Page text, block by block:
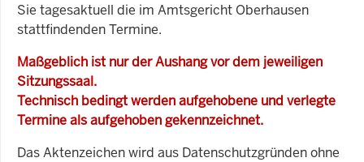
Sie tagesaktuell die im Amtsgericht Oberhausen
stattfindenden Termine.
Maßgeblich ist nur der Aushang vor dem jeweiligen
Sitzungssaal.
Technisch bedingt werden aufgehobene und verlegte
Termine als aufgehoben gekennzeichnet.
Das Aktenzeichen wird aus Datenschutzgründen ohne